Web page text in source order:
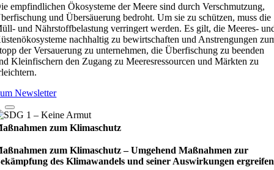
empfindlichen Ökosysteme der Meere sind durch Verschmutzung,
und Übersäuerung bedroht. Um sie zu schützen, muss die
und Nährstoffbelastung verringert werden. Es gilt, die Meeres-
nachhaltig zu bewirtschaften und Anstrengungen
der Versauerung zu unternehmen, die Überfischung zu beenden
Kleinfischern den Zugang zu Meeresressourcen und Märkten zu
Newsletter
zum Klimaschutz
zum Klimaschutz – Umge­hend Maß­nah­men zur
des Kli­ma­wan­dels und sei­ner Aus­wir­kun­gen ergrei­fen